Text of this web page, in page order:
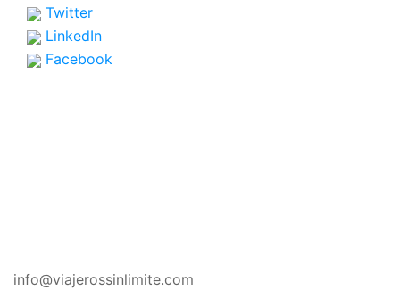
Twitter
LinkedIn
Facebook
info@viajerossinlimite.com